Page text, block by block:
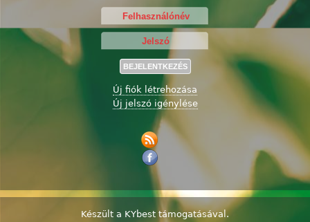
Új fiók létrehozása
Új jelszó igénylése
Készült a KYbest támogatásával.